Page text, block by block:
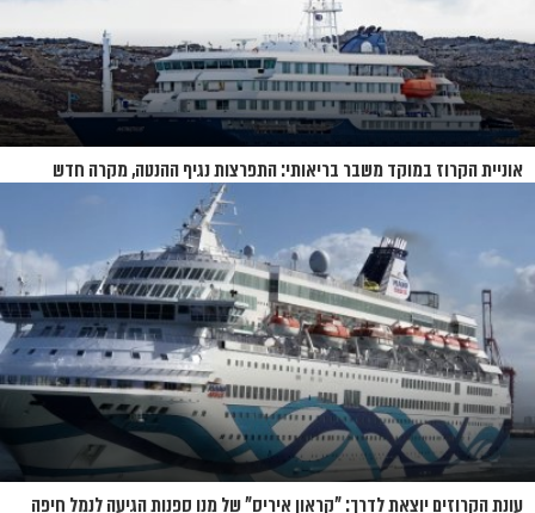
אוניית הקרוז במוקד משבר בריאותי: התפרצות נגיף ההנטה, מקרה חדש
עונת הקרוזים יוצאת לדרך: "קראון איריס" של מנו ספנות הגיעה לנמל חיפה